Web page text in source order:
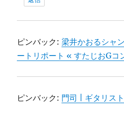
ピンバック:梁井かおるシャ
ートリポート « すたじおGコ
ピンバック: 門司 | ギタリス